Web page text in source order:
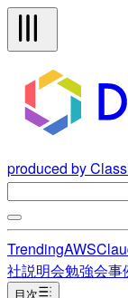
produced by
TrendingAWS
社説明会勉強会事
目次